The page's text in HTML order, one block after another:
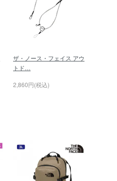
ザ・ノース・フェイス アウ
トド…
2,860円(税込)